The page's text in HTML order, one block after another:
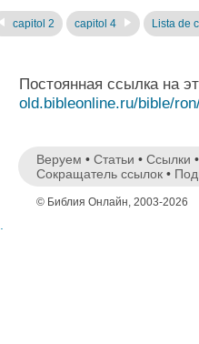
capitol 2 capitol 4 Lista de
Постоянная ссылка на
old.bibleonline.ru/bible/
Веруем • Статьи • Ссылки
Сокращатель ссылок •
© Библия Онлайн, 2003-2026